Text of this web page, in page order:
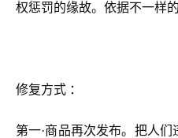
权惩罚的缘故。依据不一样
修复方式 ：
第一·商品再次发布。把人